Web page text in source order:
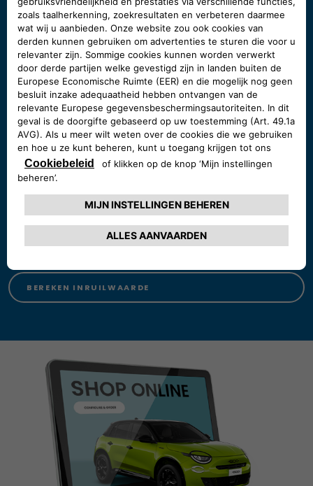
Boek een 24-uurs proefrit
Wil je je nieuwe Fiat eerst uitproberen? Maak dan
een proefrit in het model van je keuze. Het verplicht
je tot niets!
BOEK PROEFRIT
Op zoek naar een nieuwe Fiat en benieuwd naar de
inruilwaarde van je huidige auto? Bereken het snel
en geheel vrijblijvend!
BEREKEN INRUILWAARDE